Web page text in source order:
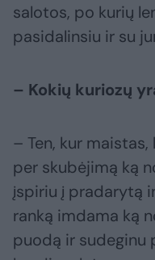
salotos, po kurių
pasidalinsiu ir su
– Kokių kuriozų
– Ten, kur
per skubėjimą ką
įspiriu į pradarytą
ranką imdama ką
puodą ir sudeginu